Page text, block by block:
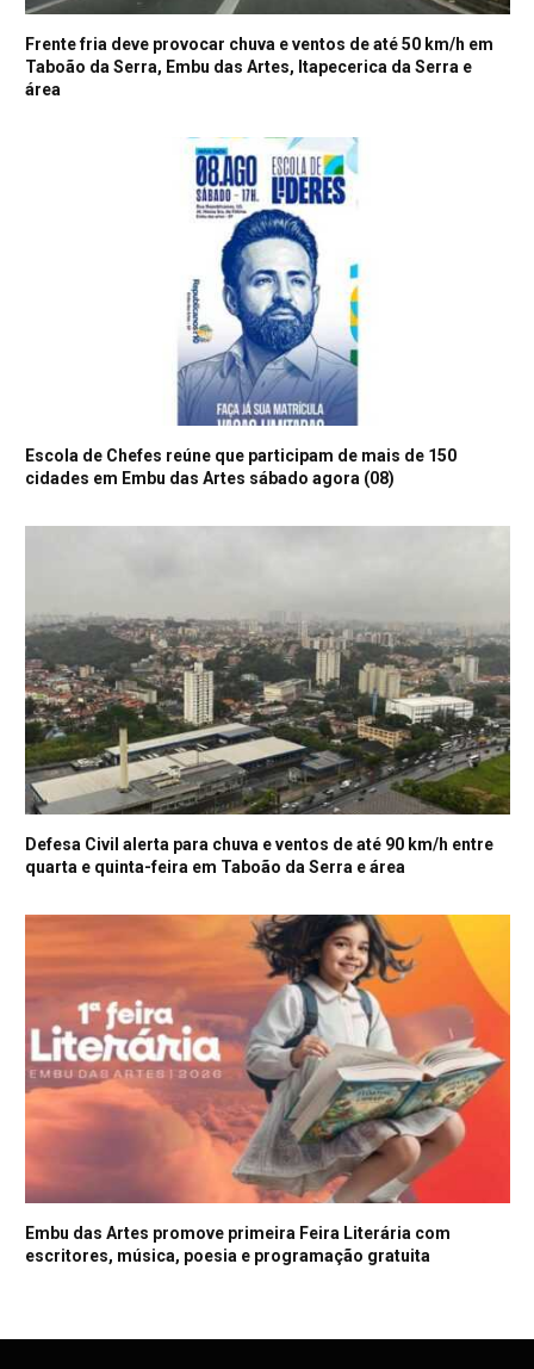
Frente fria deve provocar chuva e ventos de até 50 km/h em
Taboão da Serra, Embu das Artes, Itapecerica da Serra e
área
Escola de Chefes reúne que participam de mais de 150
cidades em Embu das Artes sábado agora (08)
Defesa Civil alerta para chuva e ventos de até 90 km/h entre
quarta e quinta-feira em Taboão da Serra e área
Embu das Artes promove primeira Feira Literária com
escritores, música, poesia e programação gratuita